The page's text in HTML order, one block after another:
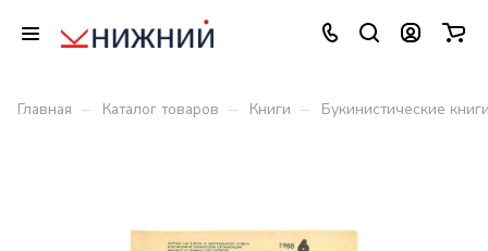
Главная – Каталог товаров – Книги – Букинистические